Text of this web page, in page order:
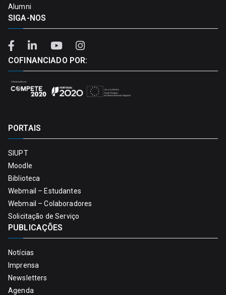
Alumni
SIGA-NOS
COFINANCIADO POR:
PORTAIS
SIUPT
Moodle
Biblioteca
Webmail – Estudantes
Webmail – Colaboradores
Solicitação de Serviço
PUBLICAÇÕES
Notícias
Imprensa
Newsletters
Agenda